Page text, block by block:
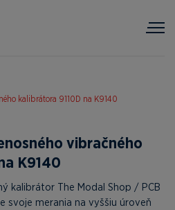
kalibrátora 9110D na K9140
vibračného
K9140
kalibrátor The Modal Shop / PCB
svoje merania na vyššiu úroveň